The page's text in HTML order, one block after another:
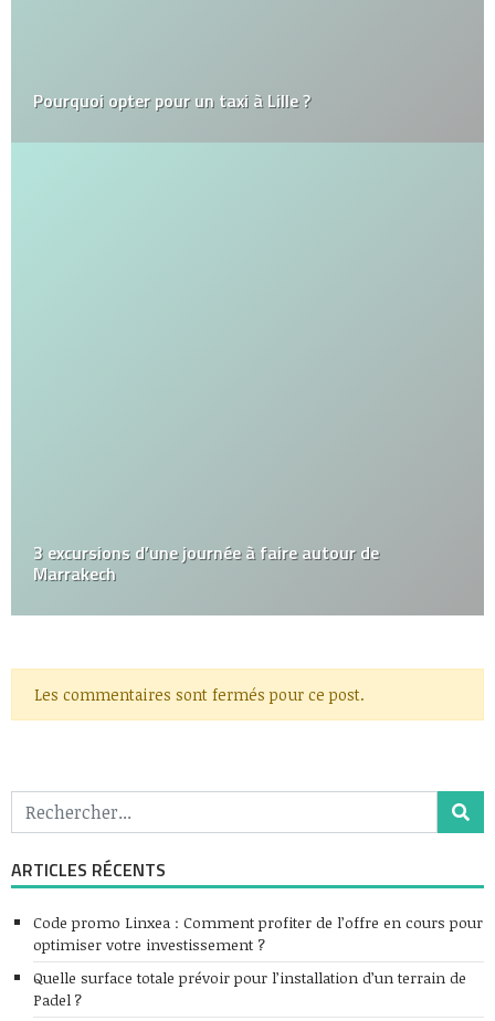
Pourquoi opter pour un taxi à Lille ?
3 excursions d’une journée à faire autour de
Marrakech
Les commentaires sont fermés pour ce post.
ARTICLES RÉCENTS
Code promo Linxea : Comment profiter de l’offre en cours pour
optimiser votre investissement ?
Quelle surface totale prévoir pour l’installation d’un terrain de
Padel ?